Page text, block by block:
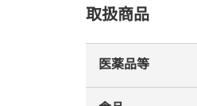
取扱商品
医薬品等